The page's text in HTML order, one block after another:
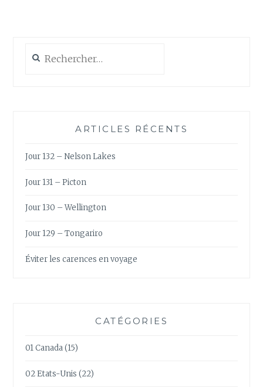
ARTICLES RÉCENTS
Jour 132 – Nelson Lakes
Jour 131 – Picton
Jour 130 – Wellington
Jour 129 – Tongariro
Éviter les carences en voyage
CATÉGORIES
01 Canada(15)
02 Etats-Unis (22)